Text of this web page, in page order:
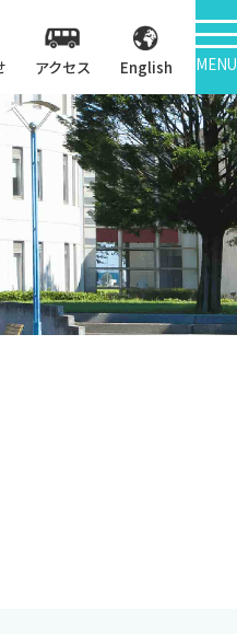
アクセス English MENU
情報公開
大学機関別認証評価
内部質保証
中期計画